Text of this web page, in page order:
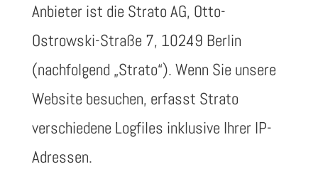
Anbieter ist die Strato AG, Otto-
Ostrowski-Straße 7, 10249 Berlin
(nachfolgend „Strato“). Wenn Sie unsere
Website besuchen, erfasst Strato
verschiedene Logfiles inklusive Ihrer IP-
Adressen.